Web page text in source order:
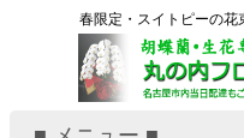
春限定・スイトピーの花